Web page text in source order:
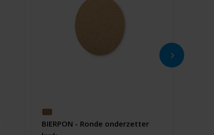
BIERPON - Ronde onderzetter